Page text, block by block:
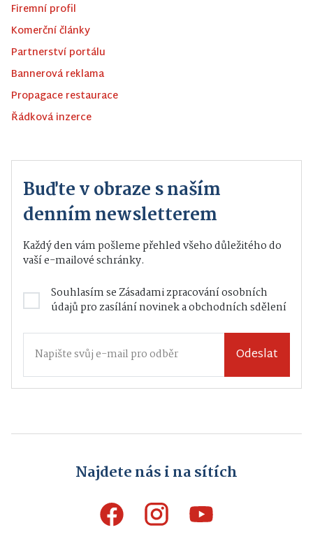
Firemní profil
Komerční články
Partnerství portálu
Bannerová reklama
Propagace restaurace
Řádková inzerce
Buďte v obraze s naším
denním newsletterem
Každý den vám pošleme přehled všeho důležitého do
vaší e-mailové schránky.
Souhlasím seZásadami zpracování osobních
údajůpro zasílání novinek a obchodních sdělení
Odeslat
Najdete nás i na sítích